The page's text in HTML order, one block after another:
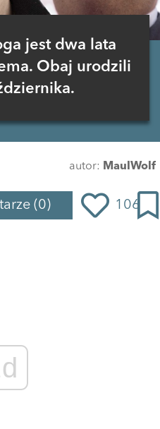
jest dwa lata
Obaj urodzili
autor: MaulWolf
(0) 106